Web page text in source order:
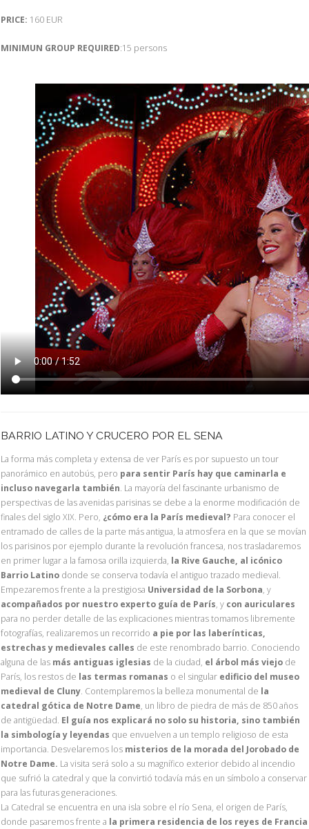
PRICE: 160 EUR
MINIMUN GROUP REQUIRED:15 persons
BARRIO LATINO Y CRUCERO POR EL SENA
La forma más completa y extensa de ver París es por supuesto un tour
panorámico en autobús, pero para sentir París hay que caminarla e
incluso navegarla también. La mayoría del fascinante urbanismo de
perspectivas de las avenidas parisinas se debe a la enorme modificación de
finales del siglo XIX. Pero, ¿cómo era la París medieval? Para conocer el
entramado de calles de la parte más antigua, la atmosfera en la que se movían
los parisinos por ejemplo durante la revolución francesa, nos trasladaremos
en primer lugar a la famosa orilla izquierda, la Rive Gauche, al icónico
Barrio Latino donde se conserva todavía el antiguo trazado medieval.
Empezaremos frente a la prestigiosa Universidad de la Sorbona, y
acompañados por nuestro experto guía de París, y con auriculares
para no perder detalle de las explicaciones mientras tomamos libremente
fotografías, realizaremos un recorrido a pie por las laberínticas,
estrechas y medievales calles de este renombrado barrio. Conociendo
alguna de las más antiguas iglesias de la ciudad, el árbol más viejo de
París, los restos de las termas romanas o el singular edificio del museo
medieval de Cluny. Contemplaremos la belleza monumental de la
catedral gótica de Notre Dame, un libro de piedra de más de 850 años
de antigüedad. El guía nos explicará no solo su historia, sino también
la simbología y leyendas que envuelven a un templo religioso de esta
importancia. Desvelaremos los misterios de la morada del Jorobado de
Notre Dame. La visita será solo a su magnífico exterior debido al incendio
que sufrió la catedral y que la convirtió todavía más en un símbolo a conservar
para las futuras generaciones.
La Catedral se encuentra en una isla sobre el río Sena, el origen de París,
donde pasaremos frente a la primera residencia de los reyes de Francia